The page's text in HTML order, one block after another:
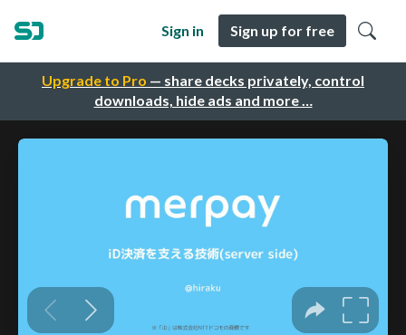
Upgrade to Pro — share decks privately, control
downloads, hide ads and more …
Sign in Sign up for free